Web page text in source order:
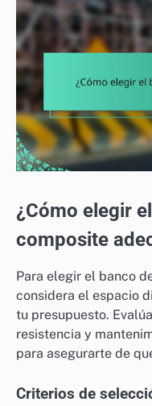
¿Cómo elegir
composite
Para elegir el banco
considera el espacio
tu presupuesto.
resistencia y
para asegurarte de
Criterios de